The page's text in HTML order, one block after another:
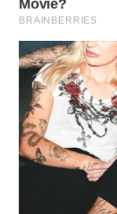
WAHANA
WAHANA
LISTRIK
WAHANA
TRAVEL